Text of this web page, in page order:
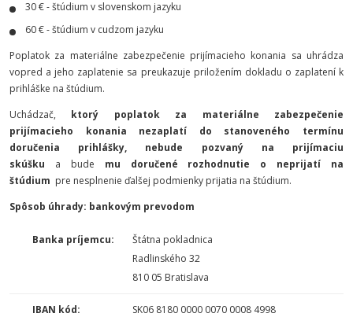
30 € - štúdium v slovenskom jazyku
60 € - štúdium v cudzom jazyku
Poplatok za materiálne zabezpečenie prijímacieho konania sa uhrádza
vopred a jeho zaplatenie sa preukazuje priložením dokladu o zaplatení k
prihláške na štúdium.
Uchádzač, ktorý poplatok za materiálne zabezpečenie
prijímacieho konania nezaplatí do stanoveného termínu
doručenia prihlášky, nebude pozvaný na prijímaciu
skúšku a bude mu doručené rozhodnutie o neprijatí na
štúdium pre nesplnenie ďalšej podmienky prijatia na štúdium.
Spôsob úhrady: bankovým prevodom
Banka príjemcu:
Štátna pokladnica
Radlinského 32
810 05 Bratislava
IBAN kód: SK06 8180 0000 0070 0008 4998